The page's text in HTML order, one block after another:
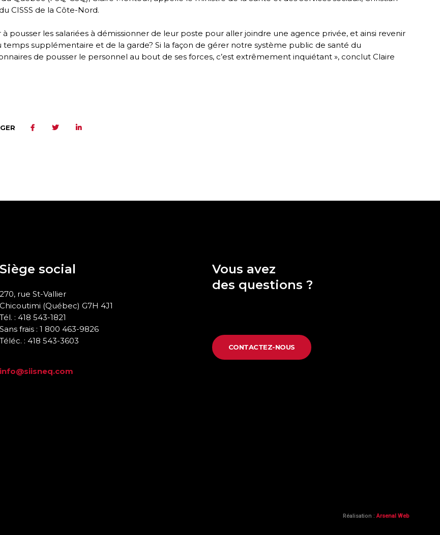
CISSS de la Côte-Nord.
pousser les salariées à démissionner de leur poste pour aller joindre une agence privée, et ainsi revenir
temps supplémentaire et de la garde? Si la façon de gérer notre système public de santé du
de pousser le personnel au bout de ses forces, c’est extrêmement inquiétant », conclut Claire
Siège social
270, rue St-Vallier
Chicoutimi (Québec) G7H 4J1
Tél. : 418 543-1821
Sans frais : 1 800 463-9826
Téléc. : 418 543-3603
info@siisneq.com
Vous avez
des questions ?
CONTACTEZ-NOUS
Réalisation :Arsenal Web